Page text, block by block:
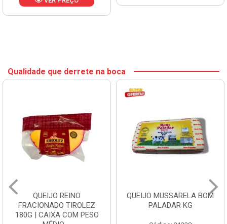
Qualidade que derrete na boca
QUEIJO REINO
FRACIONADO TIROLEZ
180G | CAIXA COM PESO
QUEIJO MUSSARELA BOM
PALADAR KG